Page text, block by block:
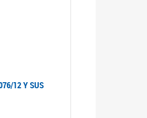
12 Y SUS